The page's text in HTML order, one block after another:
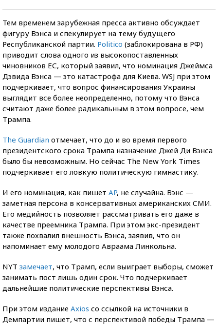
Тем временем зарубежная пресса активно обсуждает
фигуру Вэнса и спекулирует на тему будущего
Республиканской партии. Politico (заблокирована в РФ)
приводит слова одного из высокопоставленных
чиновников ЕС, который заявил, что номинация Джеймса
Дэвида Вэнса — это катастрофа для Киева. WSJ при этом
подчеркивает, что вопрос финансирования Украины
выглядит все более неопределенно, потому что Вэнса
считают даже более радикальным в этом вопросе, чем
Трампа.
The Guardian отмечает, что до и во время первого
президентского срока Трампа назначение Джей Ди Вэнса
было бы невозможным. Но сейчас The New York Times
подчеркивает его ловкую политическую гимнастику.
И его номинация, как пишет AP, не случайна. Вэнс —
заметная персона в консервативных американских СМИ.
Его медийность позволяет рассматривать его даже в
качестве преемника Трампа. При этом экс-президент
также похвалил внешность Вэнса, заявив, что он
напоминает ему молодого Авраама Линкольна.
NYT замечает, что Трамп, если выиграет выборы, сможет
занимать пост лишь один срок. Что подчеркивает
дальнейшие политические перспективы Вэнса.
При этом издание Axios со ссылкой на источники в
Демпартии пишет, что с перспективой победы Трампа —